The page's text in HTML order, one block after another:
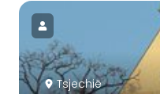
Tsjechië